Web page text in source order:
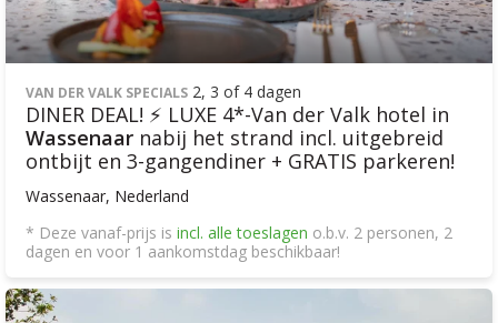
VAN DER VALK SPECIALS 2, 3 of 4 dagen
DINER DEAL! ⚡ LUXE 4*-Van der Valk hotel in
Wassenaar nabij het strand incl. uitgebreid
ontbijt en 3-gangendiner + GRATIS parkeren!
Wassenaar, Nederland
* Deze vanaf-prijs is incl. alle toeslagen o.b.v. 2 personen, 2
dagen en voor 1 aankomstdag beschikbaar!